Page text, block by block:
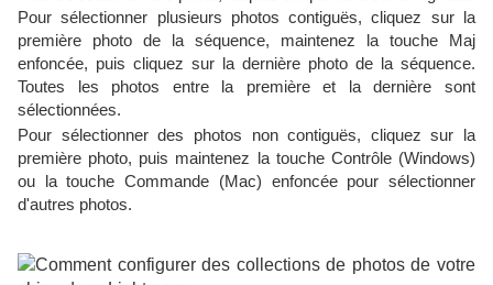
Pour sélectionner plusieurs photos contiguës, cliquez sur la
première photo de la séquence, maintenez la touche Maj
enfoncée, puis cliquez sur la dernière photo de la séquence.
Toutes les photos entre la première et la dernière sont
sélectionnées.
Pour sélectionner des photos non contiguës, cliquez sur la
première photo, puis maintenez la touche Contrôle (Windows)
ou la touche Commande (Mac) enfoncée pour sélectionner
d'autres photos.